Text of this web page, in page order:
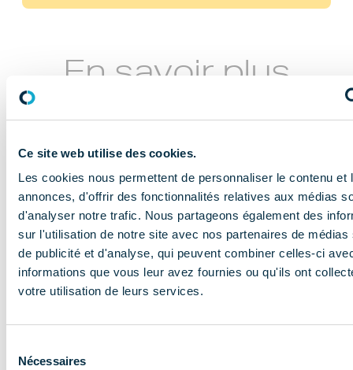
Ce site web utilise des cookies.
Les cookies nous permettent de personnaliser le contenu et
annonces, d'offrir des fonctionnalités relatives aux médias
d'analyser notre trafic. Nous partageons également des
sur l'utilisation de notre site avec nos partenaires de médias
de publicité et d'analyse, qui peuvent combiner celles-ci
informations que vous leur avez fournies ou qu'ils ont
votre utilisation de leurs services.
Nécessaires
En savoir plus
NOS MISSIONS
Le COMIDENT
apporte son
entreprises et
les accompagne